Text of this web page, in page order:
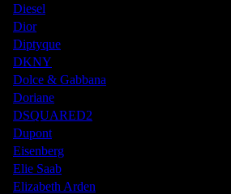
Diesel
Dior
Diptyque
DKNY
Dolce & Gabbana
Doriane
DSQUARED2
Dupont
Eisenberg
Elie Saab
Elizabeth Arden